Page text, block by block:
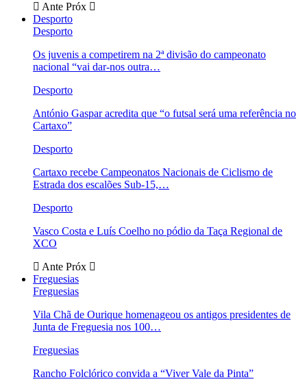
Ante Próx
Desporto
Desporto
Os juvenis a competirem na 2ª divisão do campeonato
nacional “vai dar-nos outra…
Desporto
António Gaspar acredita que “o futsal será uma referência no
Cartaxo”
Desporto
Cartaxo recebe Campeonatos Nacionais de Ciclismo de
Estrada dos escalões Sub-15,…
Desporto
Vasco Costa e Luís Coelho no pódio da Taça Regional de
XCO
Ante Próx
Freguesias
Freguesias
Vila Chã de Ourique homenageou os antigos presidentes de
Junta de Freguesia nos 100…
Freguesias
Rancho Folclórico convida a “Viver Vale da Pinta”